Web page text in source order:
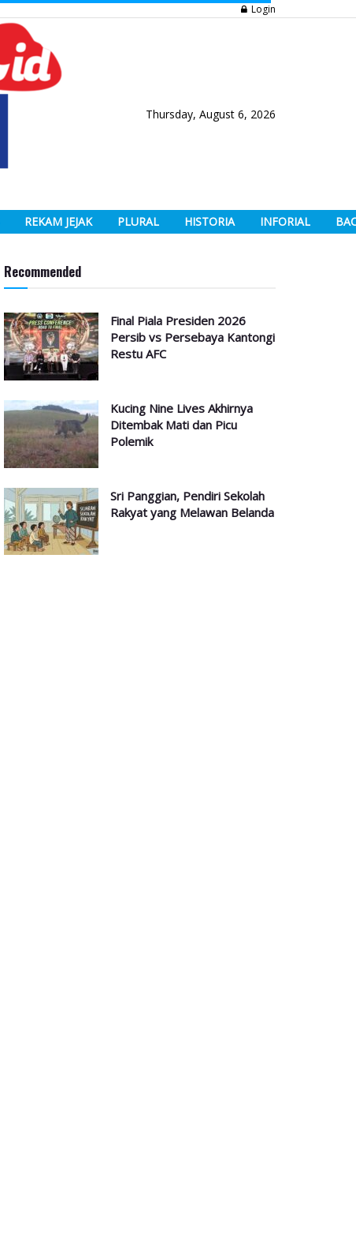
Login
Thursday, August 6, 2026
REKAM JEJAK PLURAL HISTORIA INFORIAL
Recommended
Final Piala Presiden 2026
Persib vs Persebaya Kantongi
Restu AFC
Kucing Nine Lives Akhirnya
Ditembak Mati dan Picu
Polemik
Sri Panggian, Pendiri Sekolah
Rakyat yang Melawan Belanda